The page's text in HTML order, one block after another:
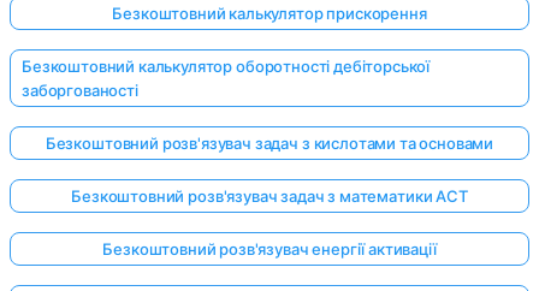
Безкоштовний калькулятор прискорення
Безкоштовний калькулятор оборотності дебіторської
заборгованості
Безкоштовний розв'язувач задач з кислотами та основами
Безкоштовний розв'язувач задач з математики ACT
Безкоштовний розв'язувач енергії активації